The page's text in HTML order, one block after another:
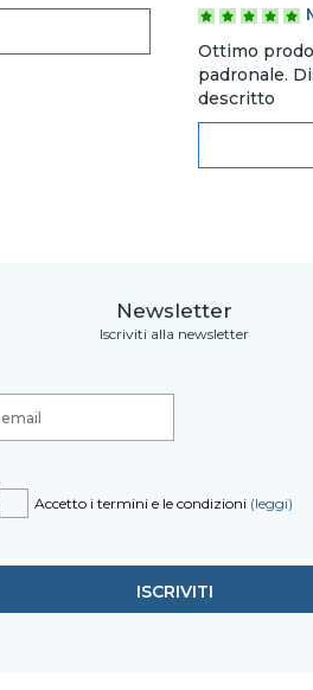
Ottimo
padronale.
descritto
Newsletter
Iscriviti alla newsletter
Accetto i termini e le condizioni (leggi)